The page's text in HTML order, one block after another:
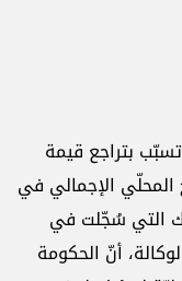
بتراجع قيمة
إلى 49% من الناتج المحلّي الإجمالي في
تلك التي سُجّلت في
الوكالة، أنّ الحكومة